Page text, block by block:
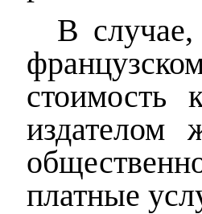
В
стоимость
издатeлом
платные